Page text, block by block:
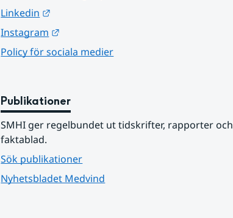
Linkedin
Instagram
Policy för sociala medier
Publikationer
SMHI ger regelbundet ut tidskrifter, rapporter och
faktablad.
Sök publikationer
Nyhetsbladet Medvind